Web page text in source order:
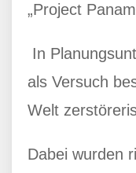
„Project
In
als Versuch
Welt
Dabei wurden